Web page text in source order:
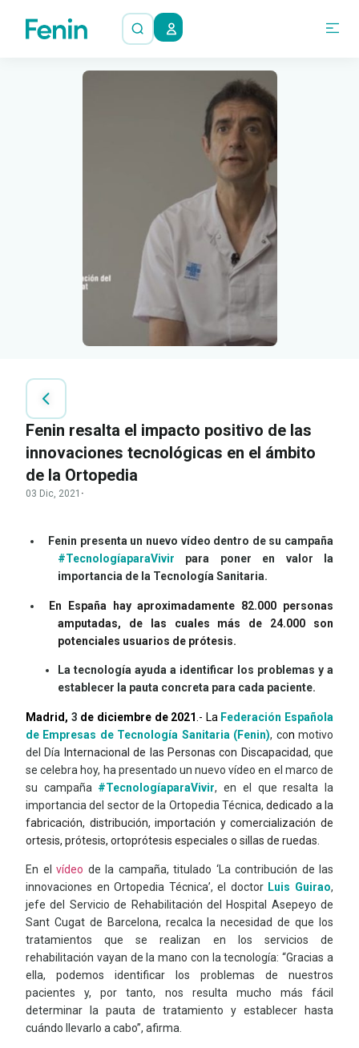
Fenin resalta el impacto positivo de las
innovaciones tecnológicas en el ámbito
de la Ortopedia
03 Dic, 2021 ·
Fenin presenta un nuevo vídeo dentro de su campaña
#TecnologíaparaVivir para poner en valor la
importancia de la Tecnología Sanitaria.
En España hay aproximadamente 82.000 personas
amputadas, de las cuales más de 24.000 son
potenciales usuarios de prótesis.
La tecnología ayuda a identificar los problemas y a
establecer la pauta concreta para cada paciente.
Madrid, 3 de diciembre de 2021 .- La Federación Española
de Empresas de Tecnología Sanitaria (Fenin), conmotivo
del Día Internacional de las Personas con Discapacidad, que
se celebra hoy, ha presentado un nuevo vídeo en el marco de
su campaña #TecnologíaparaVivir, en el que resalta la
importancia del sector de la Ortopedia Técnica,dedicado a la
fabricación, distribución, importación y comercialización de
ortesis, prótesis, ortoprótesis especiales o sillas de ruedas.
En el vídeo de la campaña, titulado ‘La contribución de las
innovaciones en Ortopedia Técnica’, el doctor Luis Guirao,
jefe del Servicio de Rehabilitación del Hospital Asepeyo de
Sant Cugat de Barcelona, recalca la necesidad de que los
tratamientos que se realizan en los servicios de
rehabilitación vayan de la mano con la tecnología: “Gracias a
ella, podemos identificar los problemas de nuestros
pacientes y, por tanto, nos resulta mucho más fácil
determinar la pauta de tratamiento y establecer hasta
cuándo llevarlo a cabo”, afirma.